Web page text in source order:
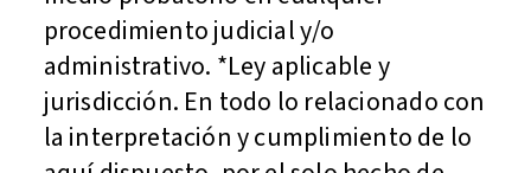
procedimiento judicial y/o
administrativo. *Ley aplicable y
jurisdicción. En todo lo relacionado con
la interpretación y cumplimiento de lo